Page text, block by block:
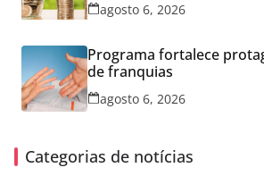
agosto 6, 2026
Programa fortalece
de franquias
agosto 6, 2026
Categorias de notícias